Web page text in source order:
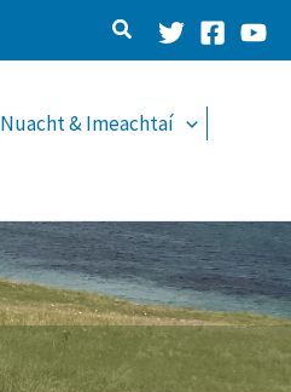
Nuacht & Imeachtaí